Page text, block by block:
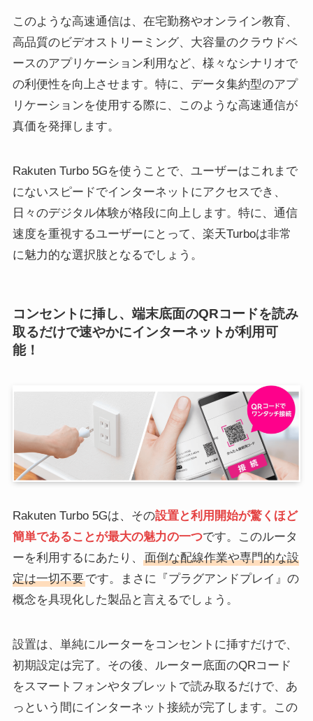
このような高速通信は、在宅勤務やオンライン教育、
高品質のビデオストリーミング、大容量のクラウドベ
ースのアプリケーション利用など、様々なシナリオで
の利便性を向上させます。特に、データ集約型のアプ
リケーションを使用する際に、このような高速通信が
真価を発揮します。
Rakuten Turbo 5Gを使うことで、ユーザーはこれまで
にないスピードでインターネットにアクセスでき、
日々のデジタル体験が格段に向上します。特に、通信
速度を重視するユーザーにとって、楽天Turboは非常
に魅力的な選択肢となるでしょう。
コンセントに挿し、端末底面のQRコードを読み
取るだけで速やかにインターネットが利用可
能！
Rakuten Turbo 5Gは、その設置と利用開始が驚くほど
簡単であることが最大の魅力の一つです。このルータ
ーを利用するにあたり、
面倒な配線作業や専門的な設
定は一切不要です。まさに『プラグアンドプレイ』の
概念を具現化した製品と言えるでしょう。
設置は、単純にルーターをコンセントに挿すだけで、
初期設定は完了。その後、ルーター底面のQRコード
をスマートフォンやタブレットで読み取るだけで、あ
っという間にインターネット接続が完了します。この